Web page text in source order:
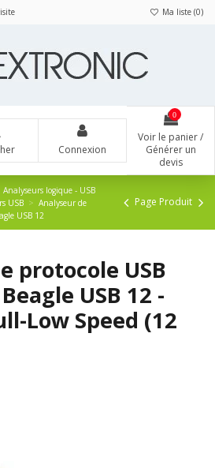
Ma liste (0)
Connexion
0
Voir le panier /
Générer un
devis
Analyseurs logique - USB
USB
Analyseur de
USB 12
Page Produit
protocole USB
USB 12 -
Low Speed (12